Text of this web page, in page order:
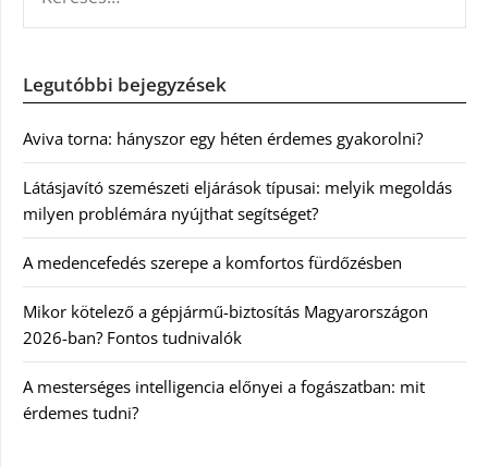
Legutóbbi bejegyzések
Aviva torna: hányszor egy héten érdemes gyakorolni?
Látásjavító szemészeti eljárások típusai: melyik megoldás
milyen problémára nyújthat segítséget?
A medencefedés szerepe a komfortos fürdőzésben
Mikor kötelező a gépjármű-biztosítás Magyarországon
2026-ban? Fontos tudnivalók
A mesterséges intelligencia előnyei a fogászatban: mit
érdemes tudni?